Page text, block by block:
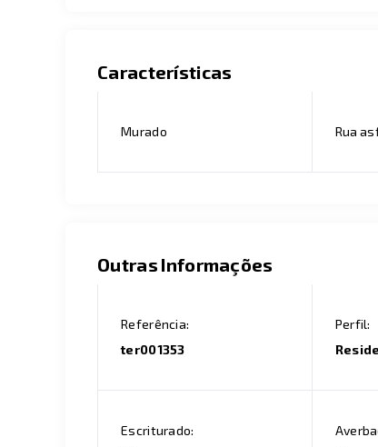
Características
Murado Rua
Outras Informações
Referência:
ter001353
Perfil:
Escriturado: